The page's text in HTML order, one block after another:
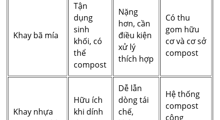
Khay bã mía
Tận
dụng
sinh
khối, có
thể
compost
Nặng
hơn, cần
điều kiện
xử lý
thích hợp
Có thu
gom hữu
cơ và cơ sở
compost
Khay nhựa
Hữu ích
khi dính
Dễ lẫn
dòng tái
chế,
Hệ thống
compost
công